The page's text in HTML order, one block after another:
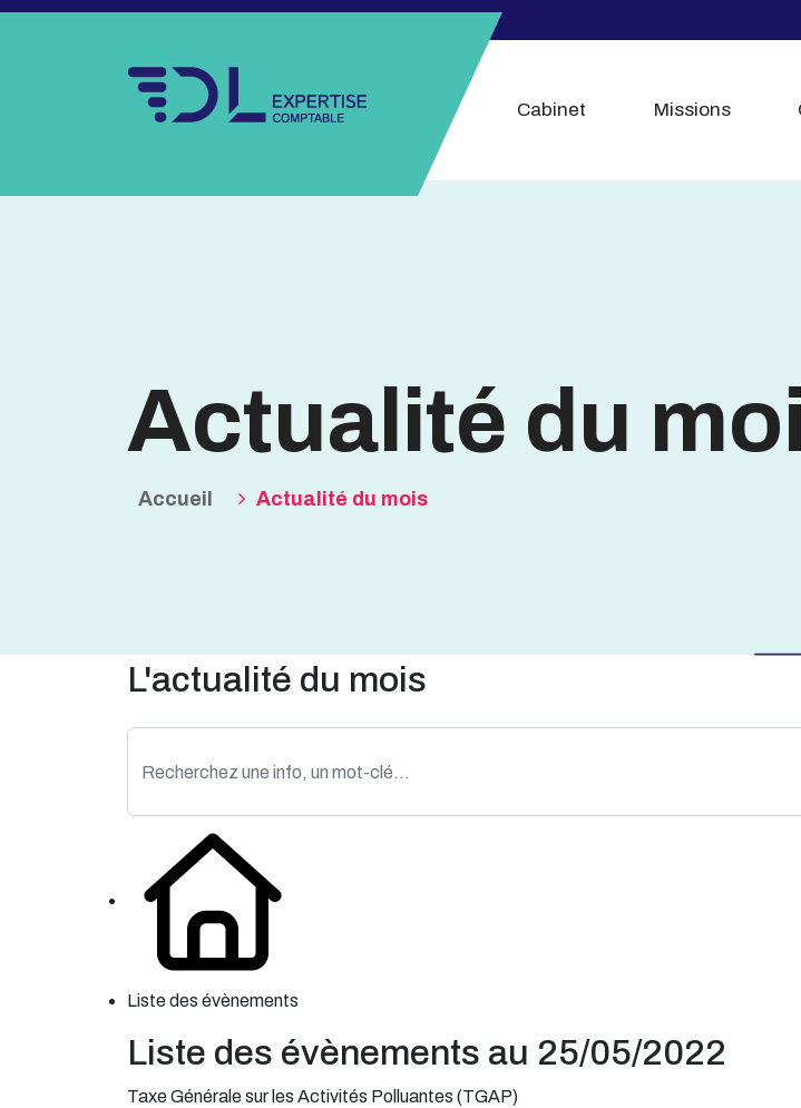
Cabinet Missions
Actualité du
Accueil Actualité du mois
L'actualité du mois
Liste des évènements
Liste des évènements au 25/05/2022
Taxe Générale sur les Activités Polluantes (TGAP)